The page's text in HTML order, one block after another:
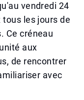
vendredi 24
tous les jours de
Ce créneau
aux
de rencontrer
avec